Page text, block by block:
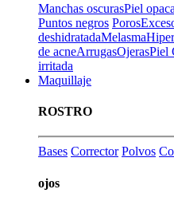
Manchas oscurasPiel opaca
Puntos negros Poros
deshidratadaMelasma
de acneArrugasOjerasPiel
irritada
Maquillaje
ROSTRO
Bases Corrector Polvos
ojos